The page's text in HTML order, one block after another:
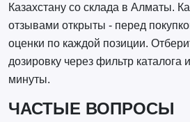
Казахстану со склада в Алматы.
отзывами открыты - перед
оценки по каждой позиции.
дозировку через фильтр каталога
минуты.
ЧАСТЫЕ ВОПРОСЫ